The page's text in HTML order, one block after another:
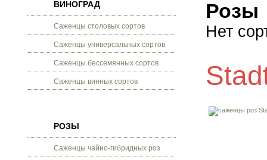
ВИНОГРАД
Саженцы столовых сортов
Саженцы универсальных сортов
Саженцы бессемянных сортов
Саженцы винных сортов
РОЗЫ
Саженцы чайно-гибридных роз
Розы
Нет